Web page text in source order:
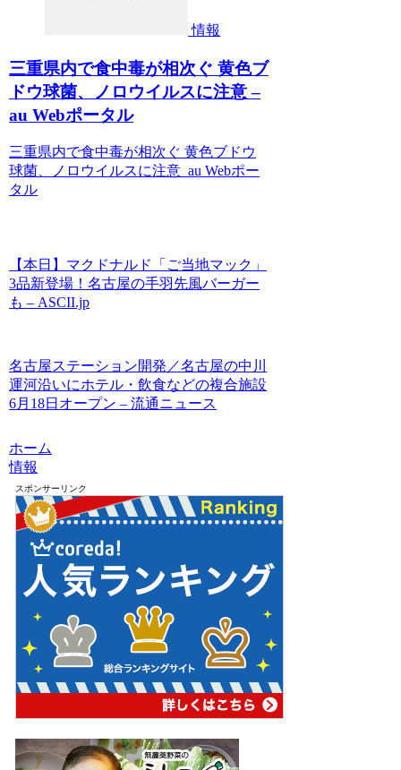
情報
三重県内で食中毒が相次ぐ 黄色ブ
ドウ球菌、ノロウイルスに注意 –
au Webポータル
三重県内で食中毒が相次ぐ 黄色ブドウ
球菌、ノロウイルスに注意 au Webポー
タル
【本日】マクドナルド「ご当地マック」
3品新登場！名古屋の手羽先風バーガー
も – ASCII.jp
名古屋ステーション開発／名古屋の中川
運河沿いにホテル・飲食などの複合施設
6月18日オープン – 流通ニュース
ホーム
情報
スポンサーリンク